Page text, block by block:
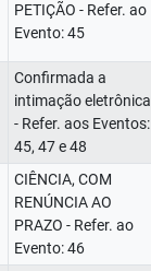
PETIÇÃO - Refer. ao
Evento: 45
Confirmada a
intimação eletrônica
- Refer. aos Eventos:
45, 47 e 48
CIÊNCIA, COM
RENÚNCIA AO
PRAZO - Refer. ao
Evento: 46